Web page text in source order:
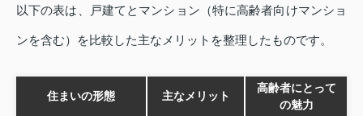
以下の表は、戸建てとマンション（特に高齢者向けマンショ
ンを含む）を比較した主なメリットを整理したものです。
住まいの形態 主なメリット
高齢者にとって
の魅力